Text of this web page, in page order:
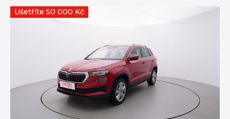
Ušetříte 50 000 Kč